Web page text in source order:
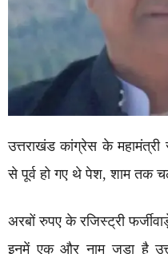
उत्तराखंड कांग्रेस के
से पूर्व हो गए थे पेश, शाम तक
अरबों रुपए के रजिस्ट्री
इनमें एक और नाम जुड़ा है